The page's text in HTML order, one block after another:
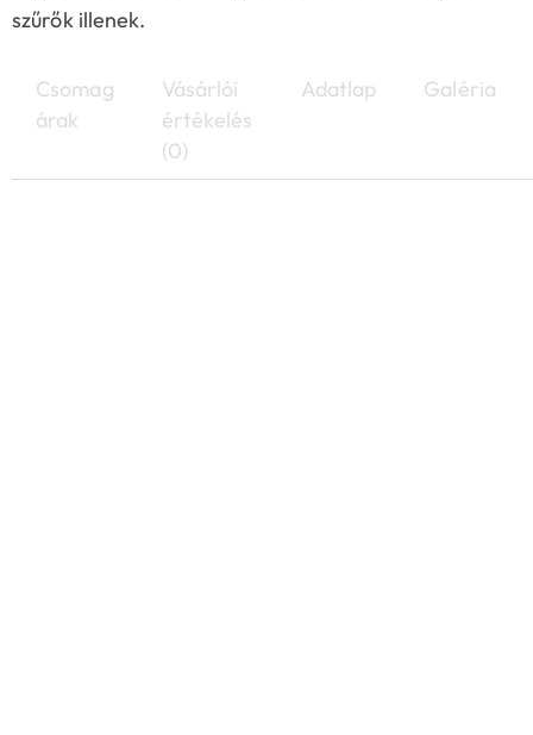
szűrők illenek.
Csomag
árak
Vásárlói
értékelés
(0)
Adatlap Galéria